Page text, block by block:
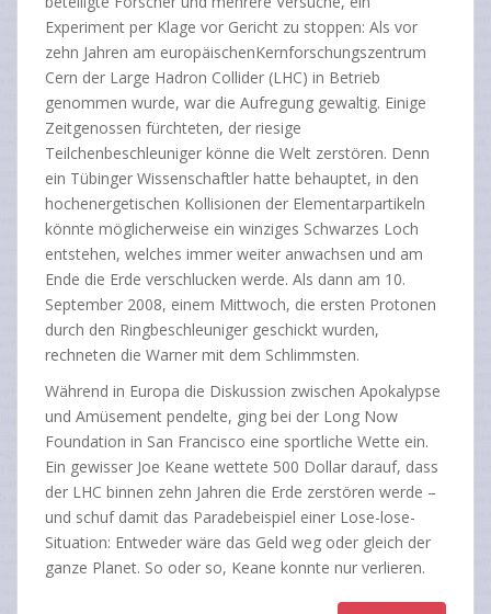
Experiment per Klage vor Gericht zu stoppen: Als vor
zehn Jahren am europäischenKernforschungszentrum
Cern der Large Hadron Collider (LHC) in Betrieb
genommen wurde, war die Aufregung gewaltig. Einige
Zeitgenossen fürchteten, der riesige
Teilchenbeschleuniger könne die Welt zerstören. Denn
ein Tübinger Wissenschaftler hatte behauptet, in den
hochenergetischen Kollisionen der Elementarpartikeln
könnte möglicherweise ein winziges Schwarzes Loch
entstehen, welches immer weiter anwachsen und am
Ende die Erde verschlucken werde. Als dann am 10.
September 2008, einem Mittwoch, die ersten Protonen
durch den Ringbeschleuniger geschickt wurden,
rechneten die Warner mit dem Schlimmsten.
Während in Europa die Diskussion zwischen Apokalypse
und Amüsement pendelte, ging bei der Long Now
Foundation in San Francisco eine sportliche Wette ein.
Ein gewisser Joe Keane wettete 500 Dollar darauf, dass
der LHC binnen zehn Jahren die Erde zerstören werde –
und schuf damit das Paradebeispiel einer Lose-lose-
Situation: Entweder wäre das Geld weg oder gleich der
ganze Planet. So oder so, Keane konnte nur verlieren.